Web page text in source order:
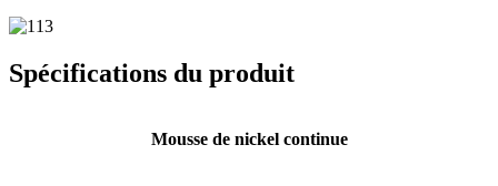
Spécifications du produit
Mousse de nickel continue